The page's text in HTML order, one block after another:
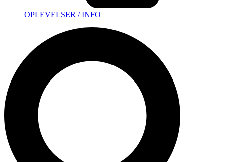
OPLEVELSER / INFO